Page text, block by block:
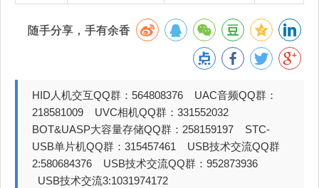
随手分享，手有余香
HID人机交互QQ群：564808376 UAC音频QQ群：
218581009 UVC相机QQ群：331552032
BOT&UASP大容量存储QQ群：258159197 STC-
USB单片机QQ群：315457461 USB技术交流QQ群
2:580684376 USB技术交流QQ群：952873936
USB技术交流3:1031974172